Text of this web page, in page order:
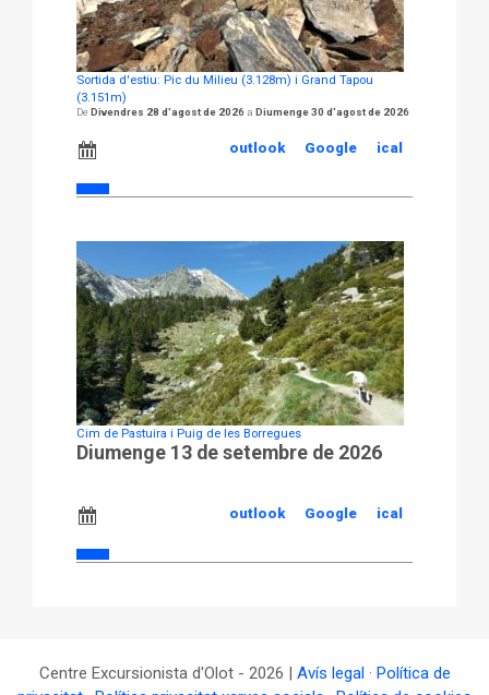
Sortida d'estiu: Pic du Milieu (3.128m) i Grand Tapou
(3.151m)
Divendres 28 d'agost de 2026 Diumenge 30 d'agost de 2026
ical
Google
outlook
Cim de Pastuira i Puig de les Borregues
Diumenge 13 de setembre de 2026
ical
Google
outlook
Centre Excursionista d'Olot - 2026 | Avís legal · Política de